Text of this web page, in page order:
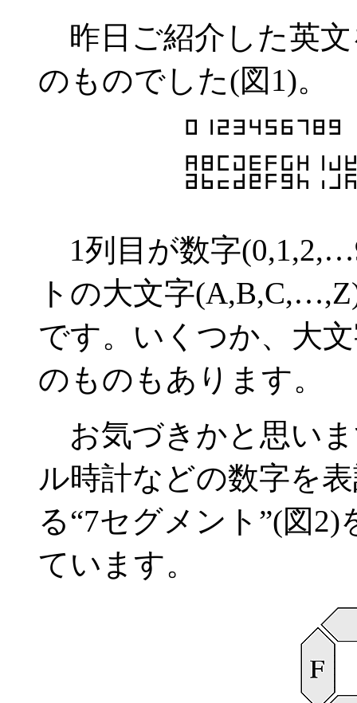
昨日ご紹介した英
のものでした(図1)。
1列目が数字
トの大文字
です。いくつか、大
のものもあります。
お気づきかと思い
ル時計などの数字を
る“7セグメント”(図
ています。